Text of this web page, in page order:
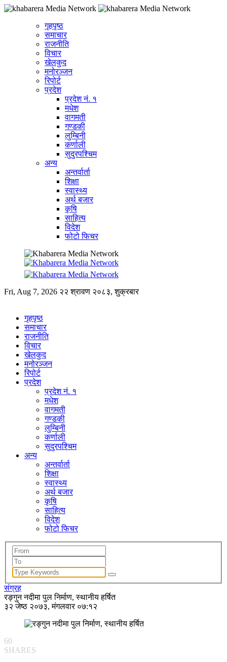
गृहपृष्ठ
समाचार
राजनीति
विचार
खेलकुद
मनोरञ्जन
रिपोर्ट
प्रदेश
प्रदेश नं. १
मधेश
वागमती
गण्डकी
लुम्बिनी
कर्णाली
सुदुरपश्चिम
अन्य
अन्तर्वार्ता
शिक्षा
स्वास्थ्य
अर्थ बजार
कृषि
साहित्य
विदेश
फोटो फिचर
Fri, Aug 7, 2026 २२ श्रावण २०८३, शुक्रबार
गृहपृष्ठ
समाचार
राजनीति
विचार
खेलकुद
मनोरञ्जन
रिपोर्ट
प्रदेश
प्रदेश नं. १
मधेश
वागमती
गण्डकी
लुम्बिनी
कर्णाली
सुदुरपश्चिम
अन्य
अन्तर्वार्ता
शिक्षा
स्वास्थ्य
अर्थ बजार
कृषि
साहित्य
विदेश
फोटो फिचर
संग्रह
रङ्गुन नदीमा पुल निर्माण, स्थानीय हर्षित
३२ जेष्ठ २०७३, मंगलवार ०७:१२
60
SHARES